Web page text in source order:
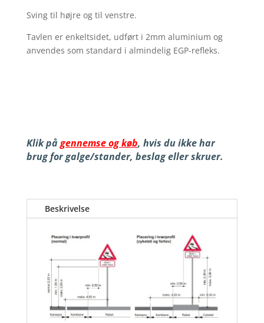
Sving til højre og til venstre.
Tavlen er enkeltsidet, udført i 2mm aluminium og
anvendes som standard i almindelig EGP-refleks.
Klik pågennemse og køb, hvis du ikke har
brug for galge/stander, beslag eller skruer.
Beskrivelse